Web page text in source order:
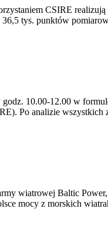
CSIRE
tys. punktów
10.00-12.00 w
Po analizie wszystkich
wiatrowej Baltic
mocy z morskich